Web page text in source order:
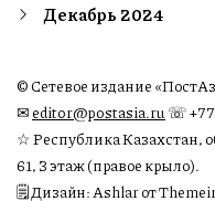
Декабрь 2024
© Сетевое издание
✉︎editor@postasia.ru ☏
☆ Республика Казахстан,
61, 3 этаж (правое крыло).
🗒 Дизайн: Ashlar от